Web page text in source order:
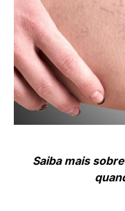
Saiba mais